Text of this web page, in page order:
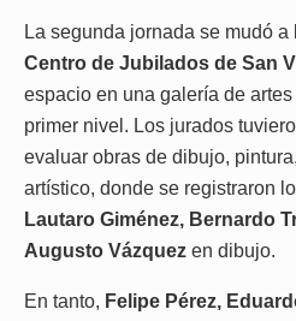
La segunda jornada se mudó a
Centro de Jubilados de San
espacio en una galería de
primer nivel. Los jurados
evaluar obras de dibujo,
artístico, donde se registraron
Lautaro Giménez, Bernardo
Augusto Vázquez en dibujo.
En tanto, Felipe Pérez,